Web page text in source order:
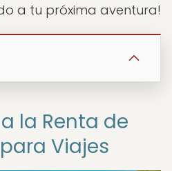
a tu próxima aventura!
la Renta de
Viajes